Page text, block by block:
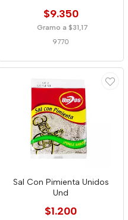
$9.350
Gramo a $31,17
9770
Sal Con Pimienta Unidos
Und
$1.200